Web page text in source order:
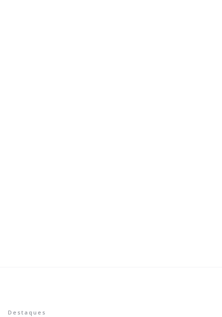
Destaques